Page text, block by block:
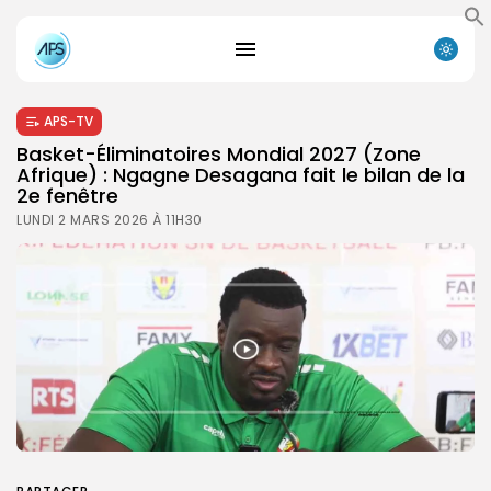
APS-TV
Basket-Éliminatoires Mondial 2027 (Zone
Afrique) : Ngagne Desagana fait le bilan de la
2e fenêtre
LUNDI 2 MARS 2026 À 11H30